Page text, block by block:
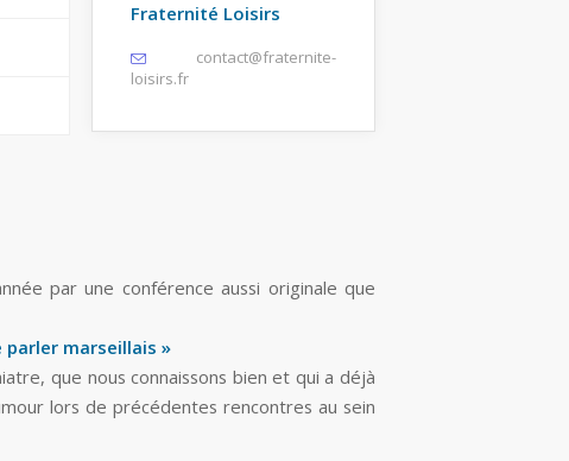
Fraternité Loisirs
contact@fraternite-
loisirs.fr
par une conférence aussi originale que
parler marseillais »
que nous connaissons bien et qui a déjà
lors de précédentes rencontres au sein